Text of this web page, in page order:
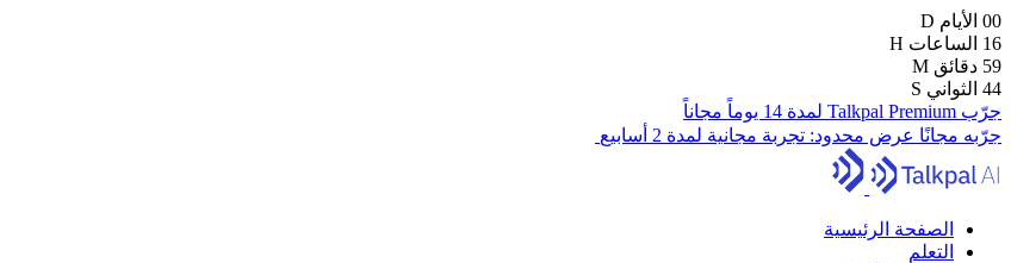
00 الأيام D
16 الساعات H
59 دقائق M
43 الثواني S
جرّب Talkpal Premium لمدة 14 يوماً مجاناً
جرّبه مجانًا عرض محدود: تجربة مجانية لمدة 2 أسابيع
الصفحة الرئيسية
التعلم